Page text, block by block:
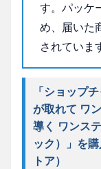
す。パッケ
め、届いた
されていま
「ショップ
が取れて ワ
導く ワンス
ック）」を
トア）